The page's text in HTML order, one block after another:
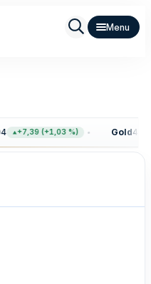
+7,39 (+1,03 %) Gold